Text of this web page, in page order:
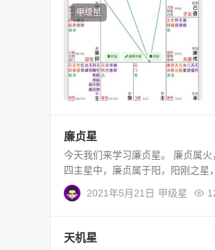
甲级星
廉贞星
今天我们来学习廉贞星。 廉贞属
四主星中，廉贞属于阳，阳刚之星
2021年5月21日 甲级星
天机星